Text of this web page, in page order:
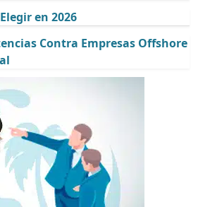
en 2026
Contra Empresas Offshore